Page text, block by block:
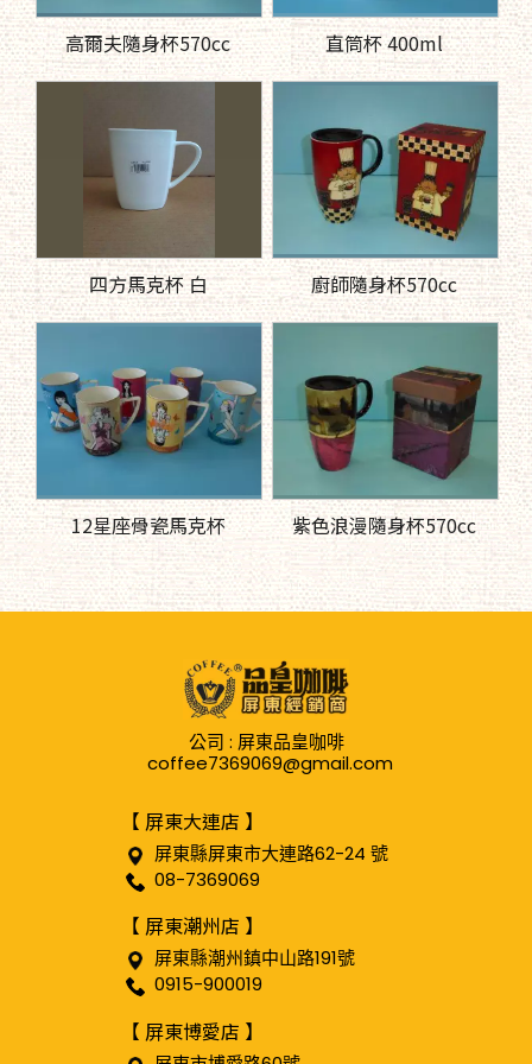
高爾夫隨身杯570cc 直筒杯 400ml
四方馬克杯 白 廚師隨身杯570cc
12星座骨瓷馬克杯 紫色浪漫隨身杯570cc
公司 : 屏東品皇咖啡
coffee7369069@gmail.com
【 屏東大連店 】
屏東縣屏東市大連路62-24 號
08-7369069
【 屏東潮州店 】
屏東縣潮州鎮中山路191號
0915-900019
【 屏東博愛店 】